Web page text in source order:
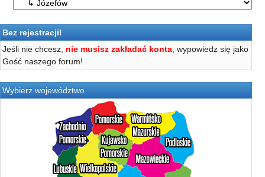
Bez rejestracji!
Jeśli nie chcesz, nie musisz zakładać konta , wypowiedz się jako
Gość naszego forum!
Wybierz województwo